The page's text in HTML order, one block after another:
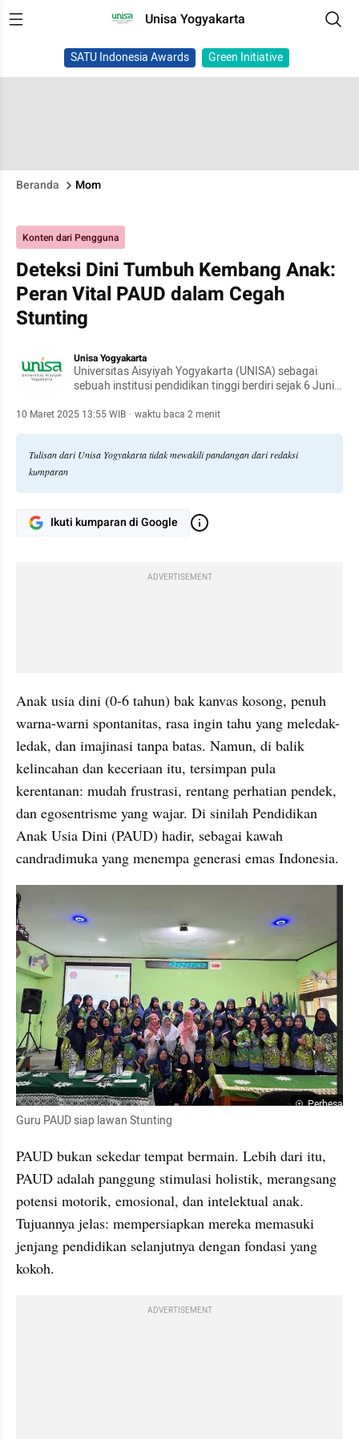
Unisa Yogyakarta
SATU Indonesia Awards Green Initiative
Beranda Mom
Konten dari Pengguna
Deteksi Dini Tumbuh Kembang Anak:
Peran Vital PAUD dalam Cegah
Stunting
Unisa Yogyakarta
Universitas Aisyiyah Yogyakarta (UNISA) sebagai
sebuah institusi pendidikan tinggi berdiri sejak 6 Juni
Yogyakarta bertransformasi menjadi sebuah
10 Maret 2025 13:55 WIB · waktu baca 2 menit
Tulisan dari Unisa Yogyakarta tidak mewakili pandangan dari redaksi
kumparan
Ikuti kumparan di Google
ADVERTISEMENT
Anak usia dini (0-6 tahun) bak kanvas kosong, penuh
warna-warni spontanitas, rasa ingin tahu yang meledak-
ledak, dan imajinasi tanpa batas. Namun, di balik
kelincahan dan keceriaan itu, tersimpan pula
kerentanan: mudah frustrasi, rentang perhatian pendek,
dan egosentrisme yang wajar. Di sinilah Pendidikan
Anak Usia Dini (PAUD) hadir, sebagai kawah
candradimuka yang menempa generasi emas Indonesia.
Perbesar
Guru PAUD siap lawan Stunting
PAUD bukan sekedar tempat bermain. Lebih dari itu,
PAUD adalah panggung stimulasi holistik, merangsang
potensi motorik, emosional, dan intelektual anak.
Tujuannya jelas: mempersiapkan mereka memasuki
jenjang pendidikan selanjutnya dengan fondasi yang
kokoh.
ADVERTISEMENT